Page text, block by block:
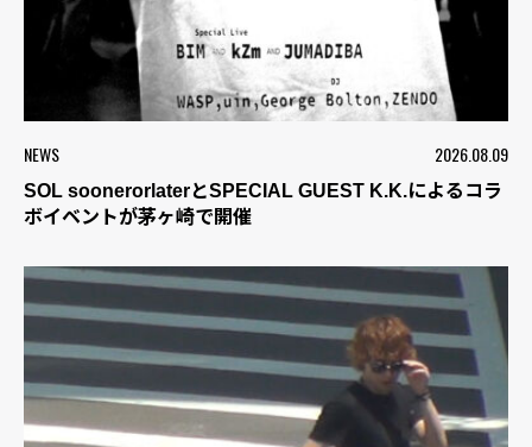
NEWS 2026.08.09
SOL soonerorlaterとSPECIAL GUEST K.K.によるコラ
ボイベントが茅ヶ崎で開催